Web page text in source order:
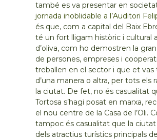
també es va presentar en
jornada inoblidable a l’Auditori
és que, com a capital del Baix
té un fort lligam històric i cultural
d’oliva, com ho demostren la
de persones, empreses i
treballen en el sector i que et vas
d’una manera o altra, per tots els
la ciutat. De fet, no és casualitat
Tortosa s’hagi posat en marxa,
el nou centre de la Casa de l’Oli.
tampoc és casualitat que la
dels atractius turístics principals